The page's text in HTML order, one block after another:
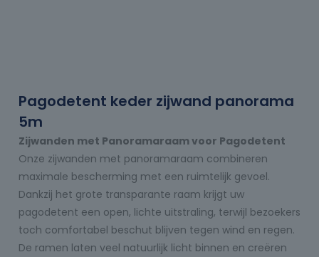
Pagodetent keder zijwand panorama
5m
Zijwanden met Panoramaraam voor Pagodetent
Onze zijwanden met panoramaraam combineren
maximale bescherming met een ruimtelijk gevoel.
Dankzij het grote transparante raam krijgt uw
pagodetent een open, lichte uitstraling, terwijl bezoekers
toch comfortabel beschut blijven tegen wind en regen.
De ramen laten veel natuurlijk licht binnen en creëren